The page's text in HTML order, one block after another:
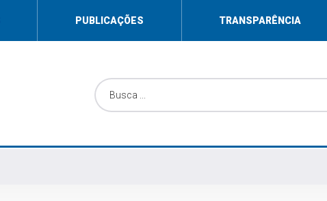
PUBLICAÇÕES TRANSPARÊNCIA